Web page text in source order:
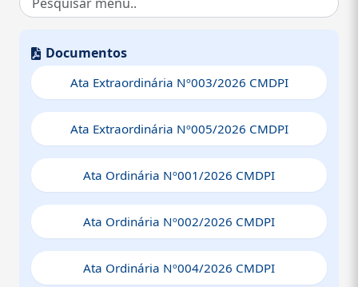
Promover ações de proteção, inclusão e
Atuar na defesa dos direitos e no enfrentamento a
situações de negligência, violência ou abandono.
O conselho é composto de forma paritária, com
representantes do poder público e da sociedade civil,
Documentos
Ata Extraordinária Nº003/2026 CMDPI
Ata Extraordinária Nº005/2026 CMDPI
Ata Ordinária Nº001/2026 CMDPI
Ata Ordinária Nº002/2026 CMDPI
Ata Ordinária Nº004/2026 CMDPI